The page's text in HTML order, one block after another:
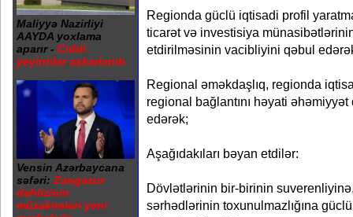
Maliyyə Nazirliyi
AAYDA yoxlama
aparır - Ciddi
yeyintilər aşkarlanıb
Vensin Azərbaycana
səfəri: Zəngəzur
dəhlizinin
müzakirələri yeni
Regionda güclü iqtisadi profil
ticarət və investisiya
etdirilməsinin vacibliyini qəbul
Regional əməkdaşlıq, regionda
regional bağlantını həyati
edərək;
Aşağıdakıları bəyan etdilər:
Dövlətlərinin bir-birinin
sərhədlərinin toxunulmazlığına